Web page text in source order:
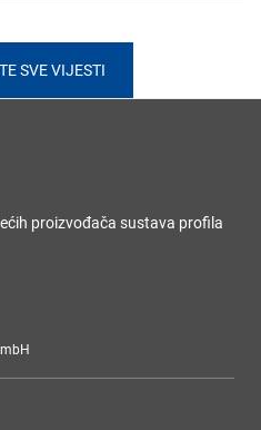
SVE VIJESTI
proizvođača sustava profila